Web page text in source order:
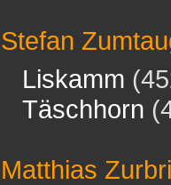
Stefan
Liskamm
Täschhorn
Matthias